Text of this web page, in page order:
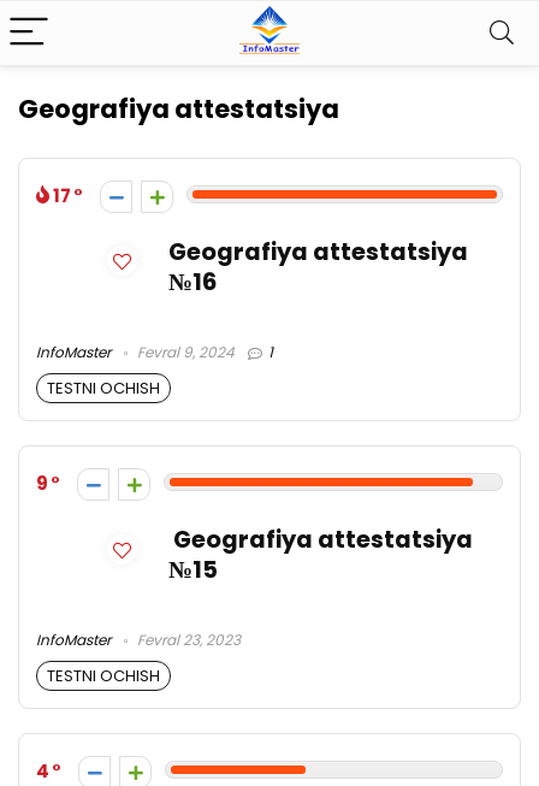
Geografiya attestatsiya
17
Geografiya attestatsiya
№16
InfoMaster Fevral 9, 2024 1
TESTNI OCHISH
9
Geografiya attestatsiya
№15
InfoMaster Fevral 23, 2023
TESTNI OCHISH
4